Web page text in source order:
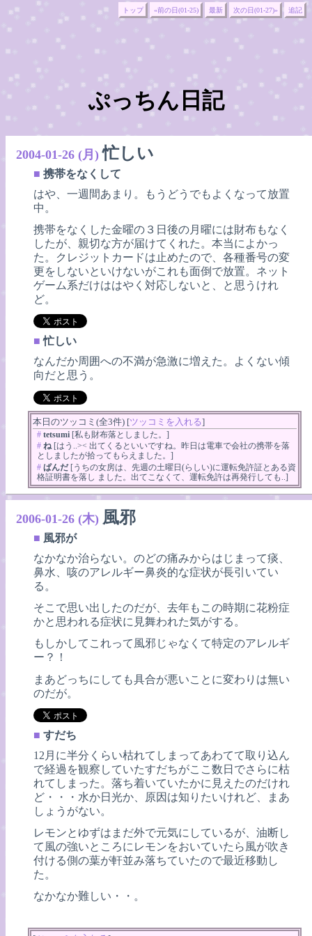
トップ «前の日(01-25) 最新 次の日(01-27)» 追記
ぷっちん日記
2004-01-26 (月) 忙しい
■ 携帯をなくして
はや、一週間あまり。もうどうでもよくなって放置
中。
携帯をなくした金曜の３日後の月曜には財布もなく
したが、親切な方が届けてくれた。本当によかっ
た。クレジットカードは止めたので、各種番号の変
更をしないといけないがこれも面倒で放置。ネット
ゲーム系だけははやく対応しないと、と思うけれ
ど。
■ 忙しい
なんだか周囲への不満が急激に増えた。よくない傾
向だと思う。
本日のツッコミ(全3件) [ツッコミを入れる]
# tetsumi [私も財布落としました。]
# ね[はう..>< 出てくるといいですね。昨日は電車で会社の携帯を落
としましたが拾ってもらえました。]
# ぱんだ[うちの女房は、先週の土曜日(らしい)に運転免許証とある資
格証明書を落し ました。出てこなくて、運転免許は再発行しても..]
2006-01-26 (木) 風邪
■ 風邪が
なかなか治らない。のどの痛みからはじまって痰、
鼻水、咳のアレルギー鼻炎的な症状が長引いてい
る。
そこで思い出したのだが、去年もこの時期に花粉症
かと思われる症状に見舞われた気がする。
もしかしてこれって風邪じゃなくて特定のアレルギ
ー？！
まあどっちにしても具合が悪いことに変わりは無い
のだが。
■ すだち
12月に半分くらい枯れてしまってあわてて取り込ん
で経過を観察していたすだちがここ数日でさらに枯
れてしまった。落ち着いていたかに見えたのだけれ
ど・・・水か日光か、原因は知りたいけれど、まあ
しょうがない。
レモンとゆずはまだ外で元気にしているが、油断し
て風の強いところにレモンをおいていたら風が吹き
付ける側の葉が軒並み落ちていたので最近移動し
た。
なかなか難しい・・。